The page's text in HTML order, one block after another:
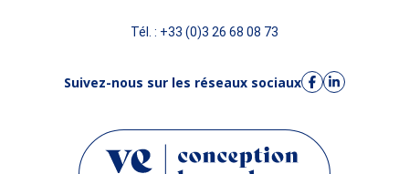
Tél. : +33 (0)3 26 68 08 73
Suivez-nous sur les réseaux sociaux